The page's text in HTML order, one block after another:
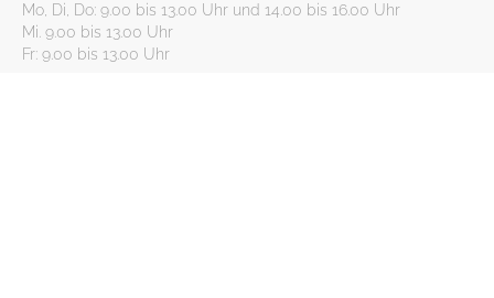
Mo, Di, Do: 9.00 bis 13.00 Uhr und 14.00 bis 16.00 Uhr
Mi. 9.00 bis 13.00 Uhr
Fr: 9.00 bis 13.00 Uhr